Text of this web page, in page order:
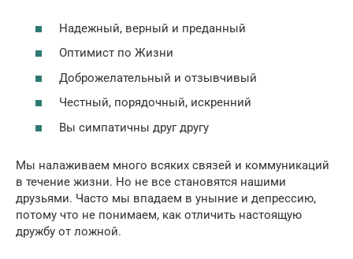
Надежный, верный и преданный
Оптимист по Жизни
Доброжелательный и отзывчивый
Честный, порядочный, искренний
Вы симпатичны друг другу
Мы налаживаем много всяких связей и коммуникаций
в течение жизни. Но не все становятся нашими
друзьями. Часто мы впадаем в уныние и депрессию,
потому что не понимаем, как отличить настоящую
дружбу от ложной.